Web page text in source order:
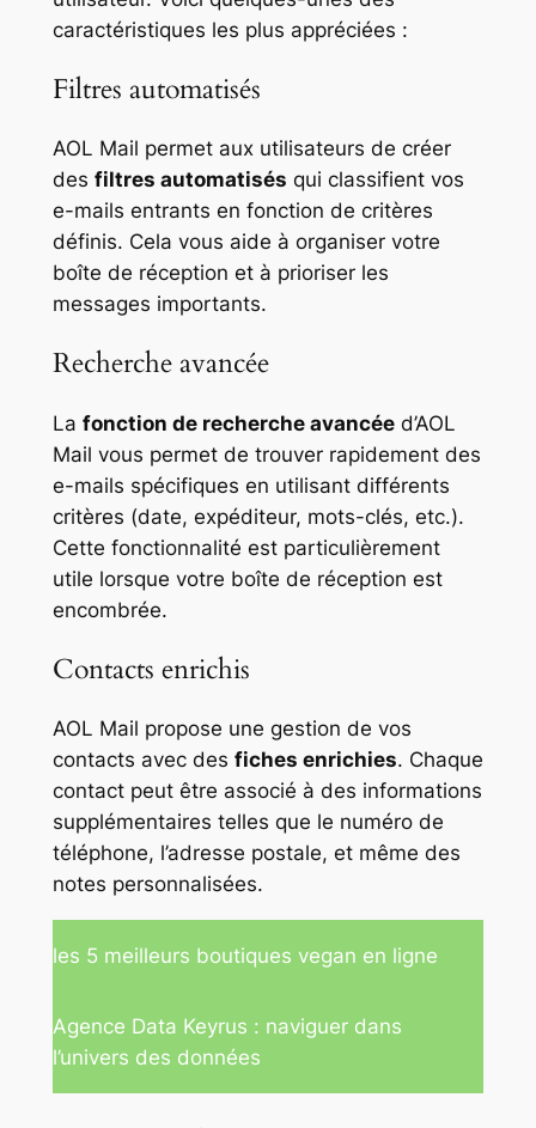
caractéristiques les plus appréciées :
Filtres automatisés
AOL Mail permet aux utilisateurs de créer
des filtres automatisés qui classifient vos
e-mails entrants en fonction de critères
définis. Cela vous aide à organiser votre
boîte de réception et à prioriser les
messages importants.
Recherche avancée
La fonction de recherche avancéed’AOL
Mail vous permet de trouver rapidement des
e-mails spécifiques en utilisant différents
critères (date, expéditeur, mots-clés, etc.).
Cette fonctionnalité est particulièrement
utile lorsque votre boîte de réception est
encombrée.
Contacts enrichis
AOL Mail propose une gestion de vos
contacts avec des fiches enrichies. Chaque
contact peut être associé à des informations
supplémentaires telles que le numéro de
téléphone, l’adresse postale, et même des
notes personnalisées.
les 5 meilleurs boutiques vegan en ligne
Agence Data Keyrus : naviguer dans
l’univers des données